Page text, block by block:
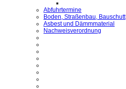
Abfuhrtermine
Boden, Straßenbau, Bauschutt
Asbest und Dämmmaterial
Nachweisverordnung